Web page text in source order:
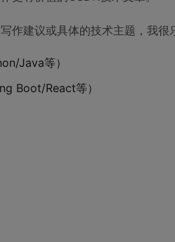
作建议或具体的技术主题，我很
Java等）
Boot/React等）